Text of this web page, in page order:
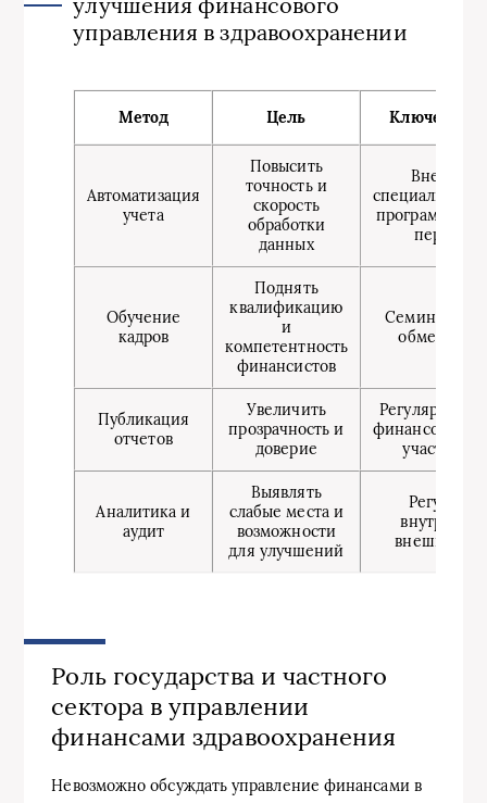
управления в здравоохранении
Метод Цель Ключевые
Автоматизация
учета
Повысить
точность и
скорость
обработки
данных
программ,
Обучение
кадров
Поднять
квалификацию
и
компетентность
финансистов
Семинары,
обмен
Публикация
отчетов
Увеличить
прозрачность и
доверие
Регулярный
финансовых
участие
Аналитика и
аудит
Выявлять
слабые места и
возможности
для улучшений
внешний
Роль государства и частного
сектора в управлении
финансами здравоохранения
Невозможно обсуждать управление финансами в